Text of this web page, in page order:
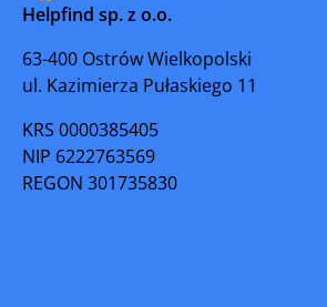
Skórcz
Starogard Gdański
Helpfind sp. z o.o.
63-400 Ostrów Wielkopolski
ul. Kazimierza Pułaskiego 11
KRS 0000385405
NIP 6222763569
REGON 301735830